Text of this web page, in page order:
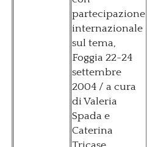
partecipazione
internazionale
sul tema,
Foggia 22-24
settembre
2004 / a cura
di Valeria
Spada e
Caterina